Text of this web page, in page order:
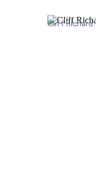
Cliff Richard